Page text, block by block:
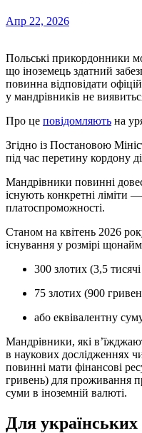
Апр 22, 2026
Польські прикордонники
що іноземець здатний
повинна відповідати
у мандрівників не
Про це повідомляють на
Згідно із Постановою
під час перетину кордону
Мандрівники повинні
існують конкретні ліміти
платоспроможності.
Станом на квітень 2026
існування у розмірі
300 злотих (3,5
75 злотих (900
або еквівалентну
Мандрівники, які
в наукових дослідженнях
повинні мати фінансові
гривень) для проживання
суми в іноземній валюті.
Для